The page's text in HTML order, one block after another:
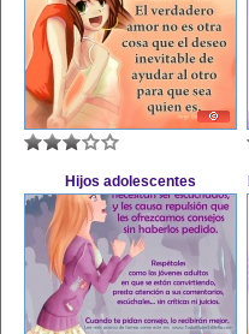
Hijos adolescentes